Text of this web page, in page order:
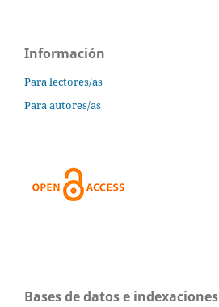
Información
Para lectores/as
Para autores/as
Bases de datos e indexaciones